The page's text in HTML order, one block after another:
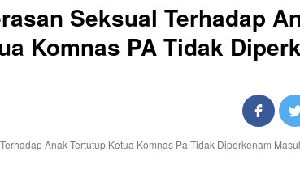
Seksual Terhadap
Komnas PA Tidak